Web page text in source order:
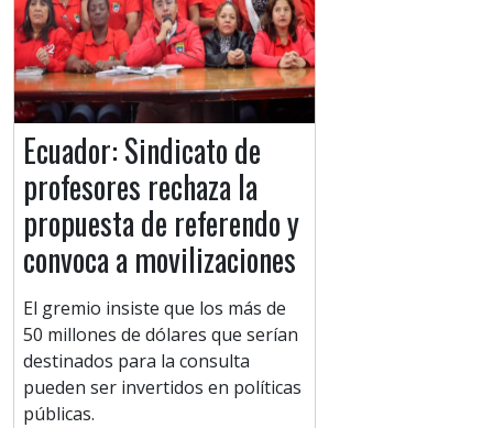
Ecuador: Sindicato de
profesores rechaza la
propuesta de referendo y
convoca a movilizaciones
El gremio insiste que los más de
50 millones de dólares que serían
destinados para la consulta
pueden ser invertidos en políticas
públicas.